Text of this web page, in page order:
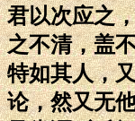
君以次应之
之不清，盖
特如其人，
论，然又无